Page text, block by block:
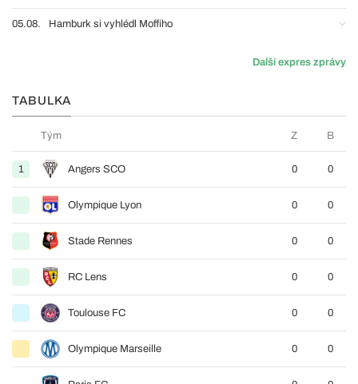
05.08. Hamburk si vyhlédl Moffiho
Další expres zprávy
TABULKA
Tým Z B
1 Angers SCO 0 0
Olympique Lyon 0 0
Stade Rennes 0 0
RC Lens 0 0
Toulouse FC 0 0
Olympique Marseille 0 0